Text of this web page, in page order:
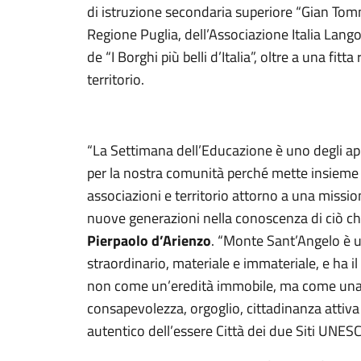
di istruzione secondaria superiore “Gian
Regione Puglia, dell’Associazione Italia
de “I Borghi più belli d’Italia”, oltre a una
territorio.
“La Settimana dell’Educazione è uno degli
per la nostra comunità perché mette
associazioni e territorio attorno a una
nuove generazioni nella conoscenza di ciò
Pierpaolo d’Arienzo. “Monte Sant’Angelo
straordinario, materiale e immateriale, e ha
non come un’eredità immobile, ma come
consapevolezza, orgoglio, cittadinanza
autentico dell’essere Città dei due Siti